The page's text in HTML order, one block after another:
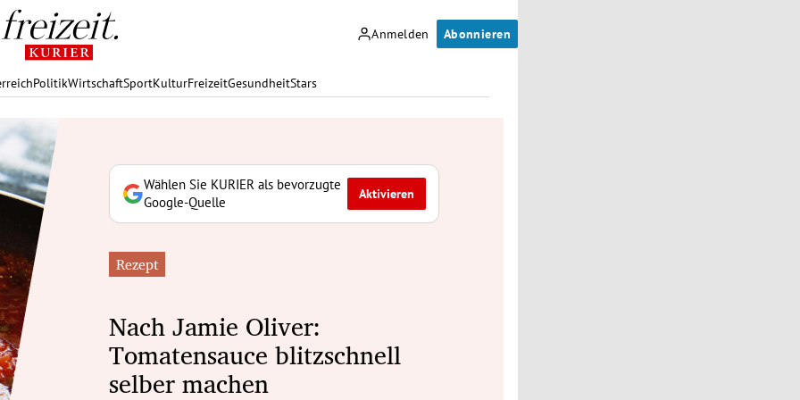
Anmelden Abonnieren
PolitikWirtschaftSportKulturFreizeitGesundheitStars
Wählen Sie KURIER als bevorzugte
Google-Quelle
Aktivieren
Rezept
Nach Jamie Oliver:
Tomatensauce blitzschnell
selber machen